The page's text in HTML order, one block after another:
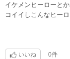
イケメンヒーローと
コイイしこんなヒー
いいね 0件